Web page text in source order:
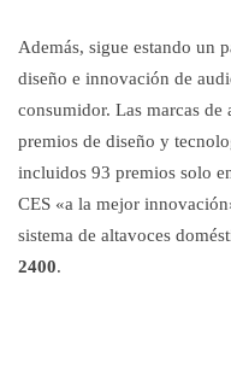
Además, sigue estando un
diseño e innovación de
consumidor. Las marcas de
premios de diseño y
incluidos 93 premios solo
CES «a la mejor
sistema de altavoces
2400.